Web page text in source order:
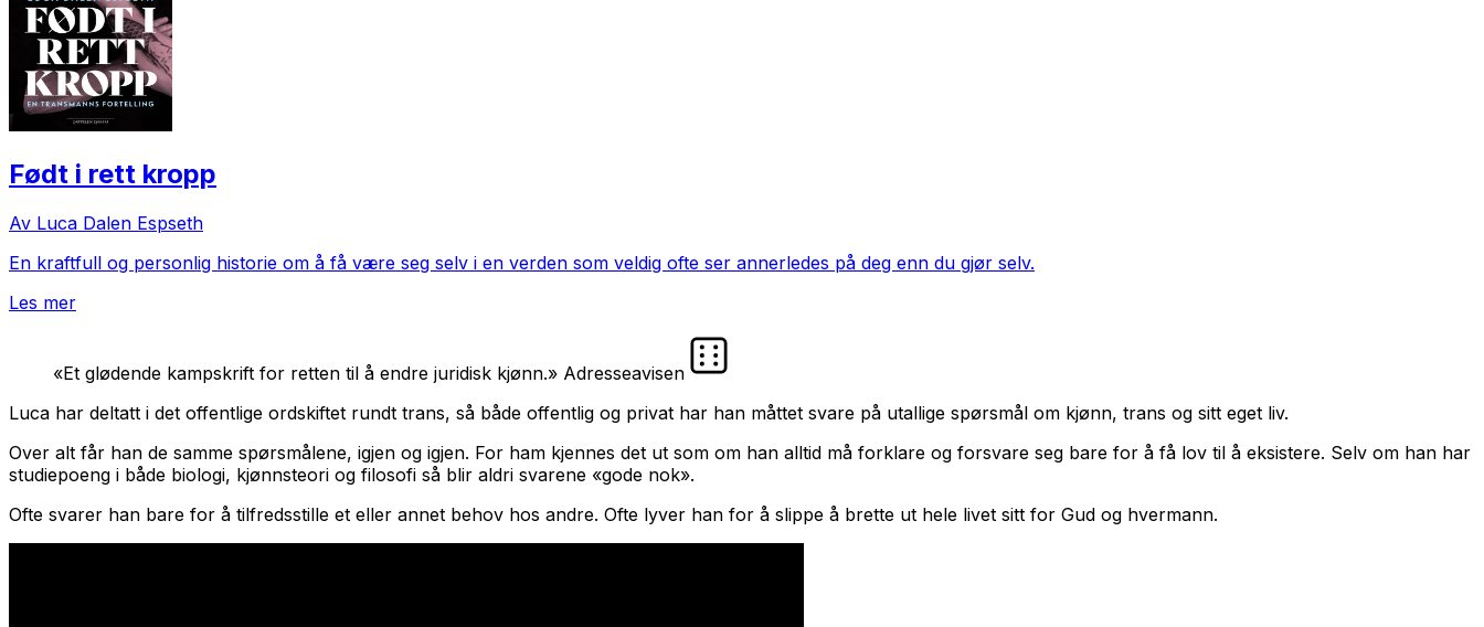
Født i rett kropp
Av Luca Dalen Espseth
En kraftfull og personlig historie om å få være seg selv i en verden som veldig ofte ser annerledes på deg enn du gjør selv.
Les mer
«Et glødende kampskrift for retten til å endre juridisk kjønn.» Adresseavisen
Luca har deltatt i det offentlige ordskiftet rundt trans, så både offentlig og privat har han måttet svare på utallige spørsmål om kjønn, trans og sitt eget liv.
Over alt får han de samme spørsmålene, igjen og igjen. For ham kjennes det ut som om han alltid må forklare og forsvare seg bare for å få lov til å eksistere. Selv om han har
studiepoeng i både biologi, kjønnsteori og filosofi så blir aldri svarene «gode nok».
Ofte svarer han bare for å tilfredsstille et eller annet behov hos andre. Ofte lyver han for å slippe å brette ut hele livet sitt for Gud og hvermann.